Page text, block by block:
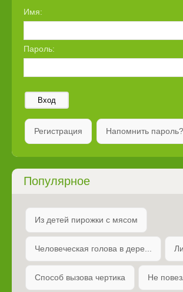
Имя:
Пароль:
Вход
Регистрация Напомнить пароль?
Популярное
Из детей пирожки с мясом
Человеческая голова в дере...
Способ вызова чертика Не